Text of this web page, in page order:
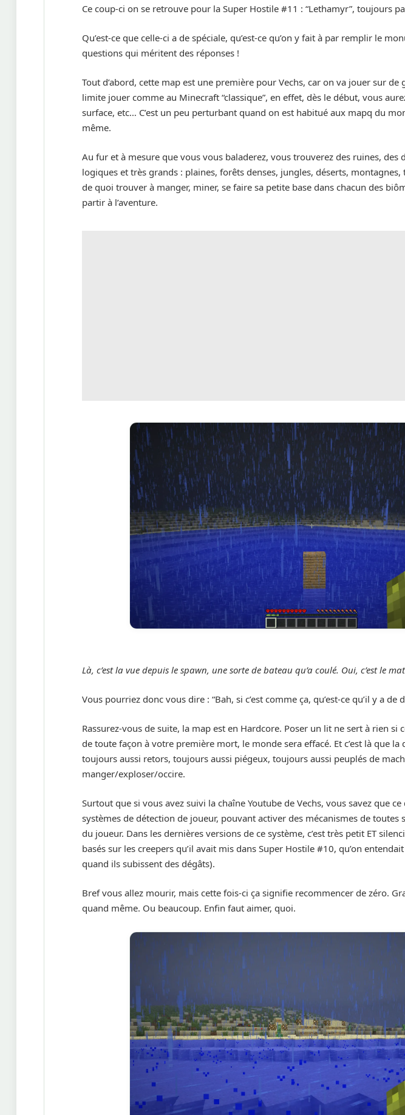
Ce coup-ci on se retrouve pour la Super Hostile #11 : “Lethamyr”, toujours
Qu’est-ce que celle-ci a de spéciale, qu’est-ce qu’on y fait à par remplir le
questions qui méritent des réponses !
Tout d’abord, cette map est une première pour Vechs, car on va jouer sur
limite jouer comme au Minecraft “classique”, en effet, dès le début, vous
surface, etc… C’est un peu perturbant quand on est habitué aux mapq du
même.
Au fur et à mesure que vous vous baladerez, vous trouverez des ruines, des
logiques et très grands : plaines, forêts denses, jungles, déserts,
de quoi trouver à manger, miner, se faire sa petite base dans chacun des
partir à l’aventure.
Là, c’est la vue depuis le spawn, une sorte de bateau qu’a coulé. Oui, c’est le
Vous pourriez donc vous dire : “Bah, si c’est comme ça, qu’est-ce qu’il y a de
Rassurez-vous de suite, la map est en Hardcore. Poser un lit ne sert à rien si
de toute façon à votre première mort, le monde sera effacé. Et c’est là que
toujours aussi retors, toujours aussi piégeux, toujours aussi peuplés de
manger/exploser/occire.
Surtout que si vous avez suivi la chaîne Youtube de Vechs, vous savez que
systèmes de détection de joueur, pouvant activer des mécanismes de toutes
du joueur. Dans les dernières versions de ce système, c’est très petit ET
basés sur les creepers qu’il avait mis dans Super Hostile #10, qu’on
quand ils subissent des dégâts).
Bref vous allez mourir, mais cette fois-ci ça signifie recommencer de zéro.
quand même. Ou beaucoup. Enfin faut aimer, quoi.